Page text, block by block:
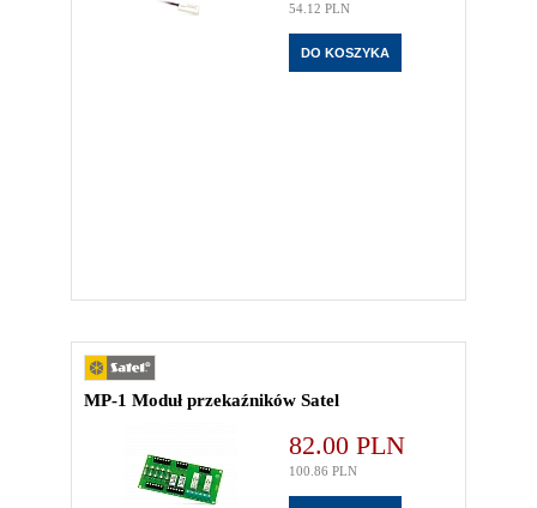
54.12 PLN
MP-1 Moduł przekaźników Satel
82.00 PLN
100.86 PLN